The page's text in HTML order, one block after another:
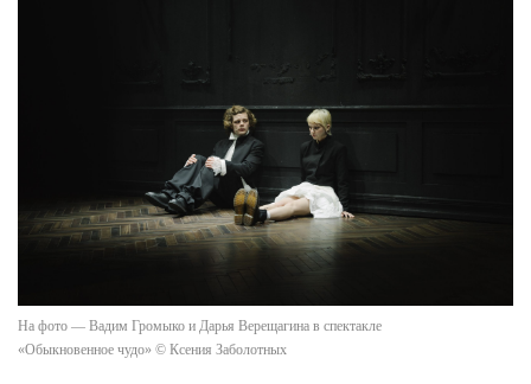
На фото — Вадим Громыко и Дарья Верещагина в спектакле
«Обыкновенное чудо» © Ксения Заболотных